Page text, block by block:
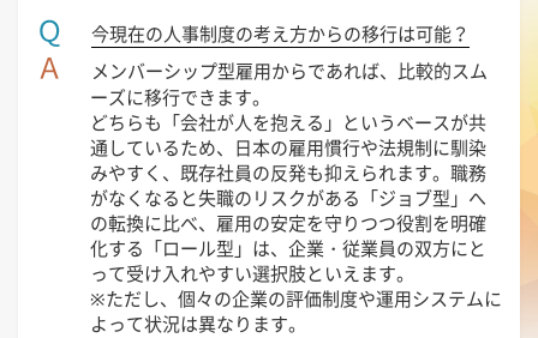
Ｑ 今現在の人事制度の考え方からの移行は可能？
Ａ
メンバーシップ型雇用からであれば、比較的スム
ーズに移行できます。
どちらも「会社が人を抱える」というベースが共
通しているため、日本の雇用慣行や法規制に馴染
みやすく、既存社員の反発も抑えられます。職務
がなくなると失職のリスクがある「ジョブ型」へ
の転換に比べ、雇用の安定を守りつつ役割を明確
化する「ロール型」は、企業・従業員の双方にと
って受け入れやすい選択肢といえます。
※ただし、個々の企業の評価制度や運用システムに
よって状況は異なります。